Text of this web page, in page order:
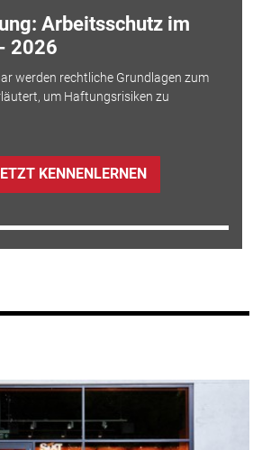
Arbeitsschutz im
2026
werden rechtliche Grundlagen zum
um Haftungsrisiken zu
KENNENLERNEN